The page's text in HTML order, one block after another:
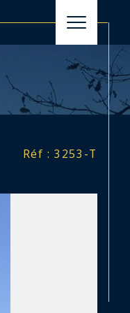
Réf : 3253-T